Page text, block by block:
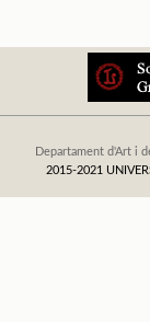
Departament d'Art i
2015-2021